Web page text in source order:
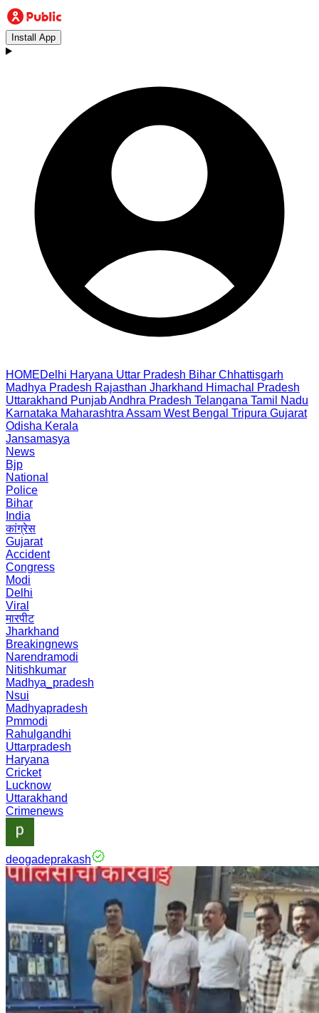
Install App
HOMEDelhi Haryana Uttar Pradesh Bihar Chhattisgarh
Madhya Pradesh Rajasthan Jharkhand Himachal Pradesh
Uttarakhand PunjabAndhra Pradesh Telangana Tamil Nadu
Karnataka Maharashtra Assam West Bengal Tripura Gujarat
Odisha Kerala
Jansamasya
News
Bjp
National
Police
Bihar
India
कांग्रेस
Gujarat
Accident
Congress
Modi
Delhi
Viral
मारपीट
Jharkhand
Breakingnews
Narendramodi
Nitishkumar
Madhya_pradesh
Nsui
Madhyapradesh
Pmmodi
Rahulgandhi
Uttarpradesh
Haryana
Cricket
Lucknow
Uttarakhand
Crimenews
deogadeprakash